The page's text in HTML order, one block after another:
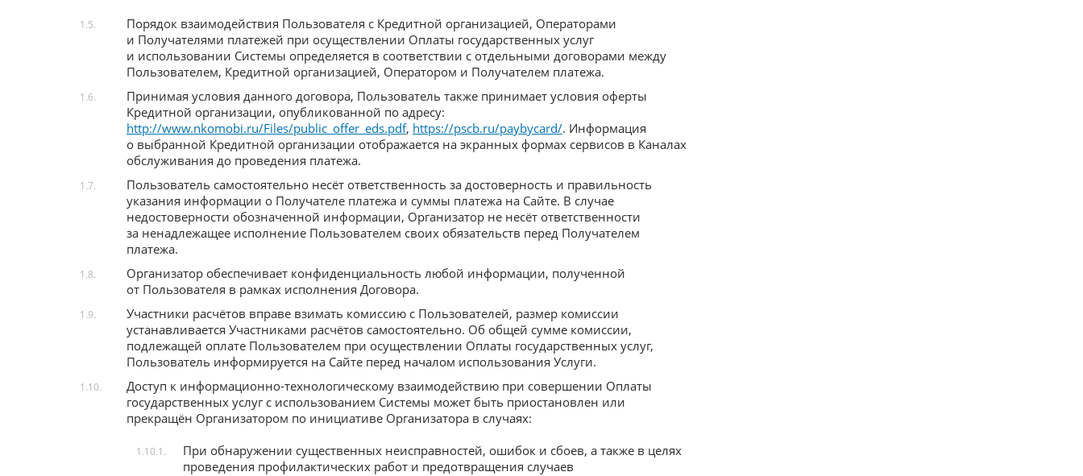
1.5.
Порядок взаимодействия Пользователя с Кредитной организацией, Операторами
и Получателями платежей при осуществлении Оплаты государственных услуг
и использовании Системы определяется в соответствии с отдельными договорами между
Пользователем, Кредитной организацией, Оператором и Получателем платежа.
1.6.
Принимая условия данного договора, Пользователь также принимает условия оферты
Кредитной организации, опубликованной по адресу:
http://www.nkomobi.ru/Files/public_offer_eds.pdf, https://pscb.ru/paybycard/. Информация
о выбранной Кредитной организации отображается на экранных формах сервисов в Каналах
обслуживания до проведения платежа.
1.7.
Пользователь самостоятельно несёт ответственность за достоверность и правильность
указания информации о Получателе платежа и суммы платежа на Сайте. В случае
недостоверности обозначенной информации, Организатор не несёт ответственности
за ненадлежащее исполнение Пользователем своих обязательств перед Получателем
платежа.
1.8.
Организатор обеспечивает конфиденциальность любой информации, полученной
от Пользователя в рамках исполнения Договора.
1.9.
Участники расчётов вправе взимать комиссию с Пользователей, размер комиссии
устанавливается Участниками расчётов самостоятельно. Об общей сумме комиссии,
подлежащей оплате Пользователем при осуществлении Оплаты государственных услуг,
Пользователь информируется на Сайте перед началом использования Услуги.
1.10.
Доступ к информационно-технологическому взаимодействию при совершении Оплаты
государственных услуг с использованием Системы может быть приостановлен или
прекращён Организатором по инициативе Организатора в случаях:
1.10.1.
При обнаружении существенных неисправностей, ошибок и сбоев, а также в целях
проведения профилактических работ и предотвращения случаев